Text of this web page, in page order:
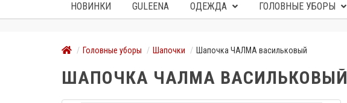
НОВИНКИ GULEENA ОДЕЖДА ГОЛОВНЫЕ УБОРЫ
Головные уборы Шапочки Шапочка ЧАЛМА васильковый
ШАПОЧКА ЧАЛМА ВАСИЛЬКОВЫЙ